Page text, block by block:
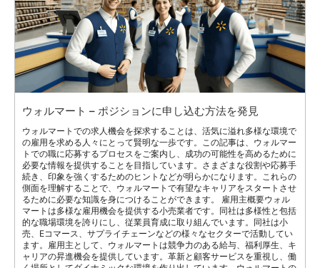
ウォルマート – ポジションに申し込む方法を発見
ウォルマートでの求人機会を探求することは、活気に溢れ多様な環境で
の雇用を求める人々にとって賢明な一歩です。この記事は、ウォルマー
トでの職に応募するプロセスをご案内し、成功の可能性を高めるために
必要な情報を提供することを目指しています。さまざまな役割や応募手
続き、印象を強くするためのヒントなどが明らかになります。これらの
側面を理解することで、ウォルマートで有望なキャリアをスタートさせ
るために必要な知識を身につけることができます。 雇用主概要ウォル
マートは多様な雇用機会を提供する小売業者です。同社は多様性と包括
的な職場環境を誇りにし、従業員育成に取り組んでいます。同社は小
売、Eコマース、サプライチェーンなどの様々なセクターで活動してい
ます。雇用主として、ウォルマートは競争力のある給与、福利厚生、キ
ャリアの昇進機会を提供しています。革新と顧客サービスを重視し、働